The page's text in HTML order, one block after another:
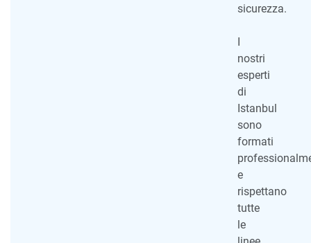
sicurezza.
nostri
esperti
di
Istanbul
sono
formati
e
rispettano
tutte
le